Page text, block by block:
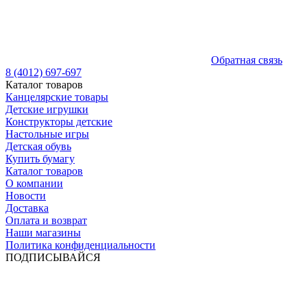
Обратная связь
8 (4012) 697-697
Каталог товаров
Канцелярские товары
Детские игрушки
Конструкторы детские
Настольные игры
Детская обувь
Купить бумагу
Каталог товаров
О компании
Новости
Доставка
Оплата и возврат
Наши магазины
Политика конфиденциальности
ПОДПИСЫВАЙСЯ